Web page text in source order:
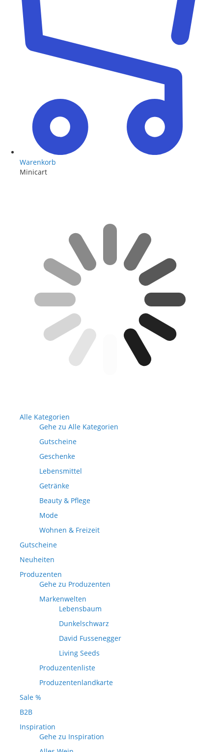
Warenkorb
Minicart
Alle Kategorien
Gehe zu Alle Kategorien
Gutscheine
Geschenke
Lebensmittel
Getränke
Beauty & Pflege
Mode
Wohnen & Freizeit
Gutscheine
Neuheiten
Produzenten
Gehe zu Produzenten
Markenwelten
Lebensbaum
Dunkelschwarz
David Fussenegger
Living Seeds
Produzentenliste
Produzentenlandkarte
Sale %
B2B
Inspiration
Gehe zu Inspiration